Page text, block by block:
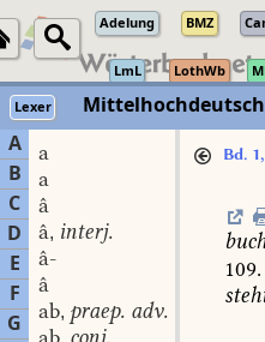
Adelung BMZ
LmL LothWb
Lexer
A
B
C
D
E
F
G
a
a
â
â, interj.
â-
â
ab, praep. adv.
,
Bd.
109.